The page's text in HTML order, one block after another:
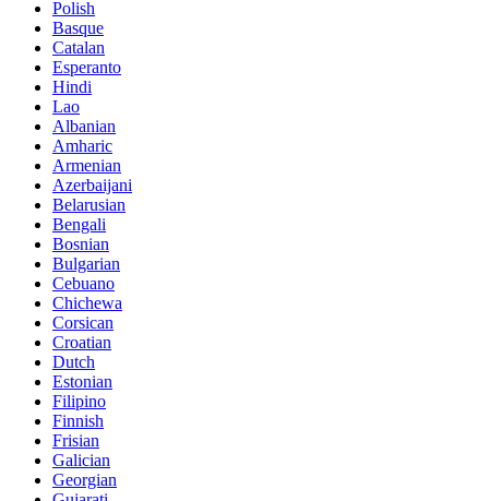
Polish
Basque
Catalan
Esperanto
Hindi
Lao
Albanian
Amharic
Armenian
Azerbaijani
Belarusian
Bengali
Bosnian
Bulgarian
Cebuano
Chichewa
Corsican
Croatian
Dutch
Estonian
Filipino
Finnish
Frisian
Galician
Georgian